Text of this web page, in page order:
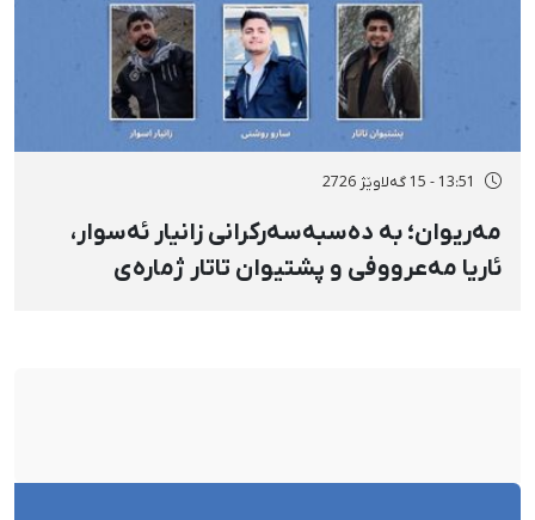
13:51 - 15 گەلاوێژ 2726
مەریوان؛ بە دەسبەسەرکرانی زانیار ئەسوار،
ئاریا مەعرووفی و پشتیوان تاتار ژمارەی